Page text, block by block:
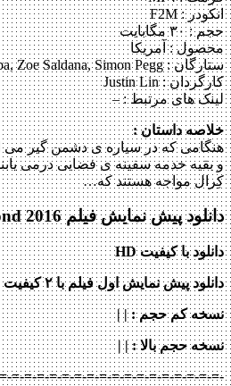
انکودر : F2M
حجم : ۳۰ مگابایت
محصول : آمریکا
ستارگان :Zoe Saldana, Simon Pegg
کارگردان :Justin Lin
لینک های مرتبط : –
خلاصه داستان :
هنگامی که در سیاره ی دشمن گیر می
و بقیه خدمه سفینه ی فضایی درمی یابند
کِرال مواجه هستند که…
دانلود پیش نمایش فیلم Star Trek Beyond 2016
دانلود با کیفیت HD
دانلود پیش نمایش اول فیلم با ۲ کیفیت متفاوت
نسخه کم حجم: | |
نسخه حجم بالا: | |
=-=-=-=-=-=-=-=-=-=-=-=-=-=-=-=-=-